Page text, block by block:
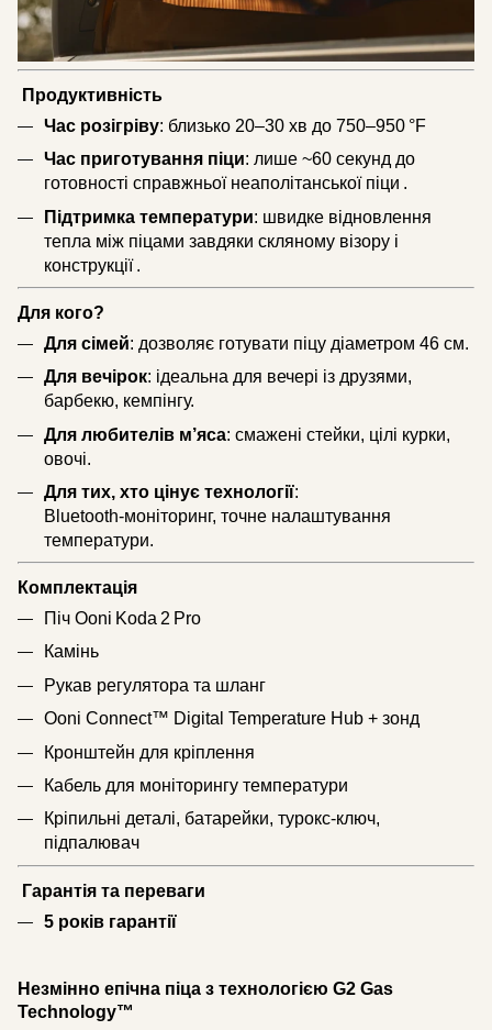
Продуктивність
Час розігріву: близько 20–30 хв до 750–950 °F
Час приготування піци: лише ~60 секунд до
готовності справжньої неаполітанської піци .
Підтримка температури: швидке відновлення
тепла між піцами завдяки скляному візору і
конструкції .
Для кого?
Для сімей: дозволяє готувати піцу діаметром 46 см.
Для вечірок: ідеальна для вечері із друзями,
барбекю, кемпінгу.
Для любителів м’яса: смажені стейки, цілі курки,
овочі.
Для тих, хто цінує технології:
Bluetooth‑моніторинг, точне налаштування
температури.
Комплектація
Піч Ooni Koda 2 Pro
Камінь
Рукав регулятора та шланг
Ooni Connect™ Digital Temperature Hub + зонд
Кронштейн для кріплення
Кабель для моніторингу температури
Кріпильні деталі, батарейки, турокс-ключ,
підпалювач
Гарантія та переваги
5 років гарантії
Незмінно епічна піца з технологією G2 Gas
Technology™